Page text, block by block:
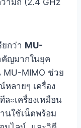
กว่า MU-
คัญมากในยุค
MIMO ช่วย
หลายๆ เครื่อง
ะเครื่องเหมือน
นใช้เน็ตพร้อม